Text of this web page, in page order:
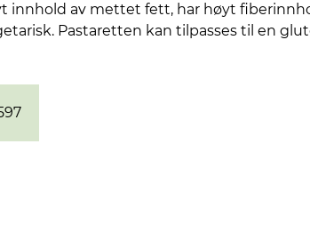
innhold av mettet fett, har høyt
Pastaretten kan tilpasses til en